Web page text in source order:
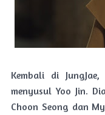
Kembali di
menyusul Yoo Jin.
Choon Seong dan